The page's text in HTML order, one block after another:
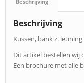
Beschrijving
Beschrijving
Kussen, bank z.
Dit artikel bestellen wij
Een brochure met alle